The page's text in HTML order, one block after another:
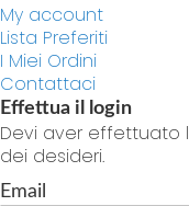
My account
Lista Preferiti
I Miei Ordini
Contattaci
Effettua il login
Devi aver effettuato
dei desideri.
Email